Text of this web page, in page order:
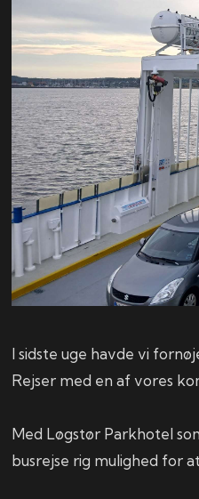
I sidste uge havde vi
Rejser med en af vores
Med Løgstør Parkhotel
busrejse rig mulighed for